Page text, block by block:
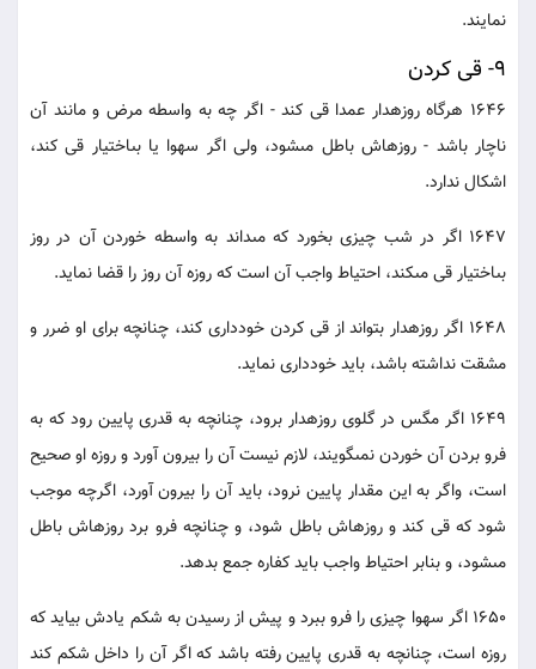
نمايند.
9- قى كردن
1646 هرگاه روزه‏دار عمدا قى كند - اگر چه به واسطه مرض و مانند آن
ناچار باشد - روزه‏اش باطل مى‏شود، ولى اگر سهوا يا بى‏اختيار قى كند،
اشكال ندارد.
1647 اگر در شب چيزى بخورد كه مى‏داند به واسطه خوردن آن در روز
بى‏اختيار قى مى‏كند، احتياط واجب آن است كه روزه آن روز را قضا نمايد.
1648 اگر روزه‏دار بتواند از قى كردن خوددارى كند، چنانچه براى او ضرر و
مشقت نداشته باشد، بايد خوددارى نمايد.
1649 اگر مگس در گلوى روزه‏دار برود، چنانچه به قدرى پايين رود كه به
فرو بردن آن خوردن نمى‏گويند، لازم نيست آن را بيرون آورد و روزه او صحيح
است، واگر به اين مقدار پايين نرود، بايد آن را بيرون آورد، اگرچه موجب
شود كه قى كند و روزه‏اش باطل شود، و چنانچه فرو برد روزه‏اش باطل
مى‏شود، و بنابر احتياط واجب بايد كفاره جمع بدهد.
1650 اگر سهوا چيزى را فرو ببرد و پيش از رسيدن به شكم يادش بيايد كه
روزه است، چنانچه به قدرى پايين رفته باشد كه اگر آن را داخل شكم كند